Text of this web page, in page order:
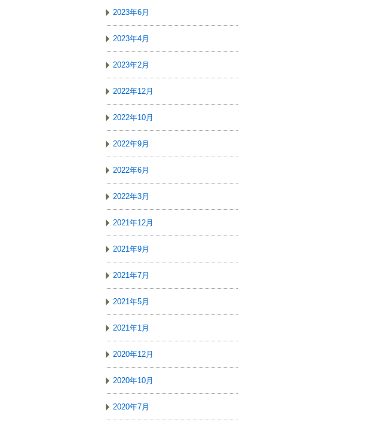
2023年6月
2023年4月
2023年2月
2022年12月
2022年10月
2022年9月
2022年6月
2022年3月
2021年12月
2021年9月
2021年7月
2021年5月
2021年1月
2020年12月
2020年10月
2020年7月